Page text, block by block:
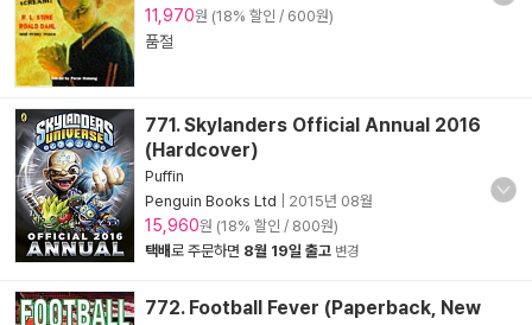
11,970원 (18% 할인 / 600원)
품절
771. Skylanders Official Annual 2016
(Hardcover)
Puffin
Penguin Books Ltd
2015년 08월
15,960원 (18% 할인 / 800원)
택배로 주문하면 8월 19일 출고 변경
772. Football Fever (Paperback, New